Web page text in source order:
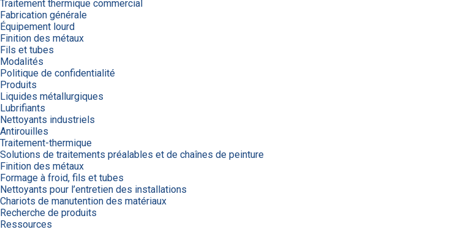
Traitement thermique commercial
Fabrication générale
Équipement lourd
Finition des métaux
Fils et tubes
Modalités
Politique de confidentialité
Produits
Liquides métallurgiques
Lubrifiants
Nettoyants industriels
Antirouilles
Traitement-thermique
Solutions de traitements préalables et de chaînes de peinture
Finition des métaux
Formage à froid, fils et tubes
Nettoyants pour l’entretien des installations
Chariots de manutention des matériaux
Recherche de produits
Ressources